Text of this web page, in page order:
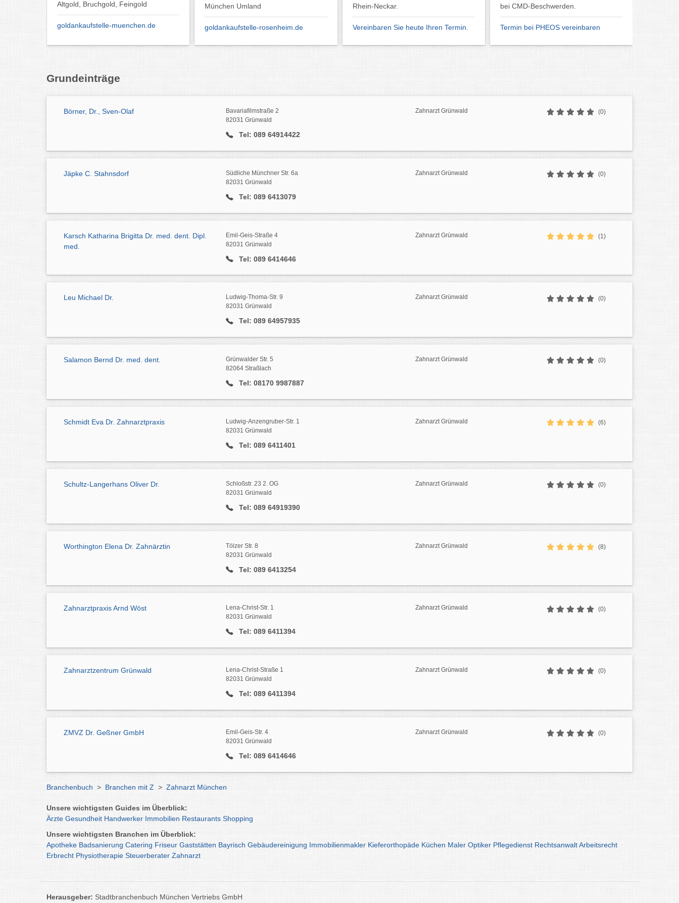
München Umland
goldankaufstelle-rosenheim.de
Rhein-Neckar.
Vereinbaren Sie heute Ihren Termin.
bei CMD-Beschwerden.
Termin bei PHEOS vereinbaren
Wurzelbehandlung, Endodontine
ihr-zahnarzt-in-muenchen-laim.de
Grundeinträge
Börner, Dr., Sven-Olaf
Bavariafilmstraße 2
82031 Grünwald
Tel: 089 64914422
Zahnarzt Grünwald (0)
Jäpke C. Stahnsdorf
Südliche Münchner Str. 6a
82031 Grünwald
Tel: 089 6413079
Zahnarzt Grünwald (0)
Karsch Katharina Brigitta Dr. med. dent. Dipl.
med.
Emil-Geis-Straße 4
82031 Grünwald
Tel: 089 6414646
Zahnarzt Grünwald (1)
Leu Michael Dr.
Ludwig-Thoma-Str. 9
82031 Grünwald
Tel: 089 64957935
Zahnarzt Grünwald (0)
Salamon Bernd Dr. med. dent.
Grünwalder Str. 5
82064 Straßlach
Tel: 08170 9987887
Zahnarzt Grünwald (0)
Schmidt Eva Dr. Zahnarztpraxis
Ludwig-Anzengruber-Str. 1
82031 Grünwald
Tel: 089 6411401
Zahnarzt Grünwald (6)
Schultz-Langerhans Oliver Dr.
Schloßstr. 23 2. OG
82031 Grünwald
Tel: 089 64919390
Zahnarzt Grünwald (0)
Worthington Elena Dr. Zahnärztin
Tölzer Str. 8
82031 Grünwald
Tel: 089 6413254
Zahnarzt Grünwald (8)
Zahnarztpraxis Arnd Wöst
Lena-Christ-Str. 1
82031 Grünwald
Tel: 089 6411394
Zahnarzt Grünwald (0)
Zahnarztzentrum Grünwald
Lena-Christ-Straße 1
82031 Grünwald
Tel: 089 6411394
Zahnarzt Grünwald (0)
ZMVZ Dr. Geßner GmbH
Emil-Geis-Str. 4
82031 Grünwald
Tel: 089 6414646
Zahnarzt Grünwald (0)
Branchenbuch > Branchen mit Z > Zahnarzt München
Unsere wichtigsten Guides im Überblick:
Ärzte Gesundheit Handwerker Immobilien Restaurants Shopping
Unsere wichtigsten Branchen im Überblick:
Apotheke Badsanierung Catering Friseur Gaststätten Bayrisch Gebäudereinigung Immobilienmakler Kieferorthopäde Küchen Maler Optiker Pflegedienst RechtsanwaltArbeitsrecht
Erbrecht Physiotherapie Steuerberater Zahnarzt
Herausgeber: Stadtbranchenbuch München Vertriebs GmbH